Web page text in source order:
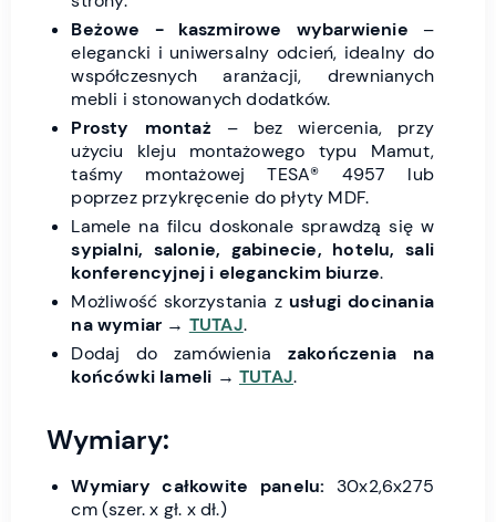
Beżowe - kaszmirowe wybarwienie –
elegancki i uniwersalny odcień, idealny do
współczesnych aranżacji, drewnianych
mebli i stonowanych dodatków.
Prosty montaż – bez wiercenia, przy
użyciu kleju montażowego typu Mamut,
taśmy montażowej TESA® 4957 lub
poprzez przykręcenie do płyty MDF.
Lamele na filcu doskonale sprawdzą się w
sypialni, salonie, gabinecie, hotelu, sali
konferencyjnej i eleganckim biurze.
Możliwość skorzystania z usługi docinania
na wymiar → TUTAJ.
Dodaj do zamówienia zakończenia na
końcówki lameli → TUTAJ.
Wymiary:
Wymiary całkowite panelu: 30x2,6x275
cm (szer. x gł. x dł.)